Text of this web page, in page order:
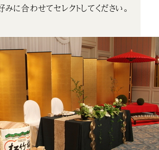
に合わせてセレクトしてください。